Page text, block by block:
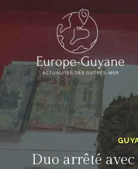
Duo arrêté